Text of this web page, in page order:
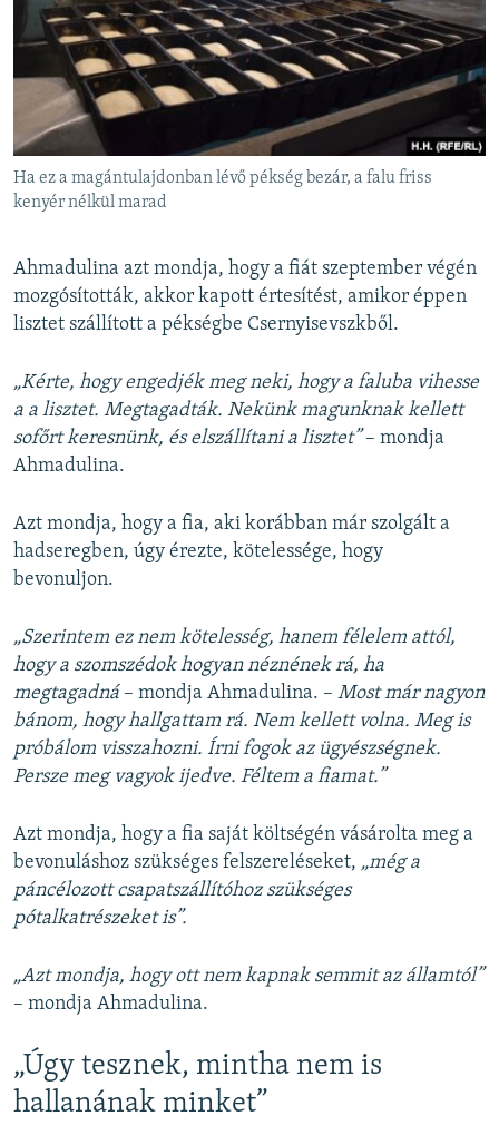
Ha ez a magántulajdonban lévő pékség bezár, a falu friss
kenyér nélkül marad
Ahmadulina azt mondja, hogy a fiát szeptember végén
mozgósították, akkor kapott értesítést, amikor éppen
lisztet szállított a pékségbe Csernyisevszkből.
„Kérte, hogy engedjék meg neki, hogy a faluba vihesse
a a lisztet. Megtagadták. Nekünk magunknak kellett
sofőrt keresnünk, és elszállítani a lisztet”– mondja
Ahmadulina.
Azt mondja, hogy a fia, aki korábban már szolgált a
hadseregben, úgy érezte, kötelessége, hogy
bevonuljon.
„Szerintem ez nem kötelesség, hanem félelem attól,
hogy a szomszédok hogyan néznének rá, ha
megtagadná – mondja Ahmadulina. – Most már nagyon
bánom, hogy hallgattam rá. Nem kellett volna. Meg is
próbálom visszahozni. Írni fogok az ügyészségnek.
Persze meg vagyok ijedve. Féltem a fiamat.”
Azt mondja, hogy a fia saját költségén vásárolta meg a
bevonuláshoz szükséges felszereléseket, „még a
páncélozott csapatszállítóhoz szükséges
pótalkatrészeket is”.
„Azt mondja, hogy ott nem kapnak semmit az államtól”
– mondja Ahmadulina.
„Úgy tesznek, mintha nem is
hallanának minket”